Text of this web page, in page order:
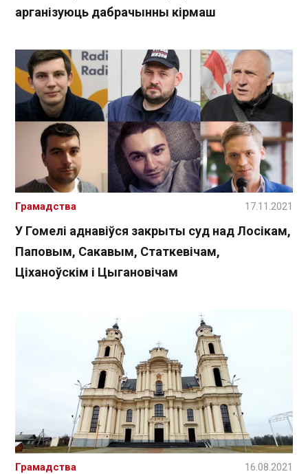
арганізуюць дабрачынны кірмаш
У Гомелі аднавіўся закрыты суд над Лосікам,
Паповым, Сакавым, Статкевічам,
Ціханоўскім і Цыгановічам
Грамадства 17.11.2021
Грамадства 16.08.2021